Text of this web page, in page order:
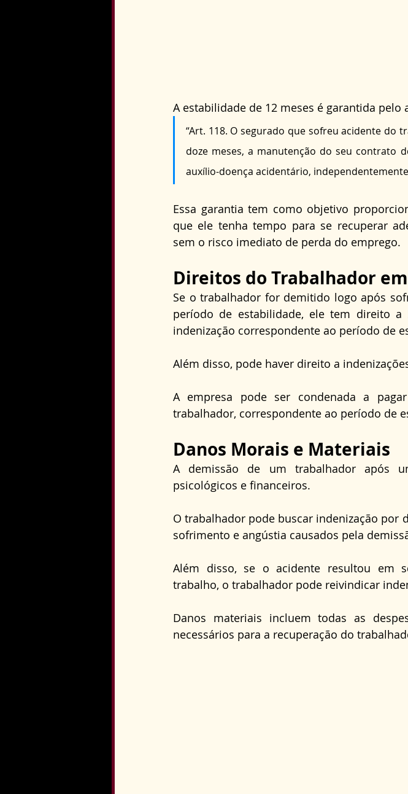
A estabilidade de 12 meses é garantida pelo
“Art. 118. O segurado que sofreu acidente do
doze meses, a manutenção do seu contrato
auxílio-doença acidentário,
Essa garantia tem como objetivo
que ele tenha tempo para se recuperar
sem o risco imediato de perda do emprego.
Direitos do Trabalhador
Se o trabalhador for demitido logo após
período de estabilidade, ele tem direito
indenização correspondente ao período de
Além disso, pode haver direito a
A empresa pode ser condenada a
trabalhador, correspondente ao período de
Danos Morais e Materiais
A demissão de um trabalhador após
psicológicos e financeiros.
O trabalhador pode buscar indenização por
sofrimento e angústia causados pela
Além disso, se o acidente resultou em
trabalho, o trabalhador pode reivindicar
Danos materiais incluem todas as
necessários para a recuperação do